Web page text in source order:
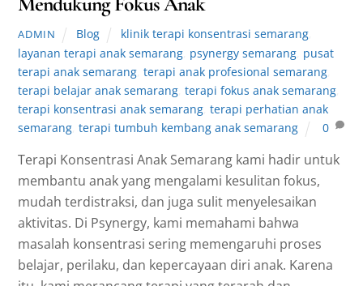
ADMIN Blog klinik terapi konsentrasi semarang,
layanan terapi anak semarang psynergy semarang pusat
terapi anak semarang ,terapi anak profesional semarang
terapi belajar anak semarang ,terapi fokus anak semarang
terapi konsentrasi anak semarang ,terapi perhatian anak
semarang ,terapi tumbuh kembang anak semarang 0
Terapi Konsentrasi Anak Semarang kami hadir untuk
membantu anak yang mengalami kesulitan fokus,
mudah terdistraksi, dan juga sulit menyelesaikan
aktivitas. Di Psynergy, kami memahami bahwa
masalah konsentrasi sering memengaruhi proses
belajar, perilaku, dan kepercayaan diri anak. Karena